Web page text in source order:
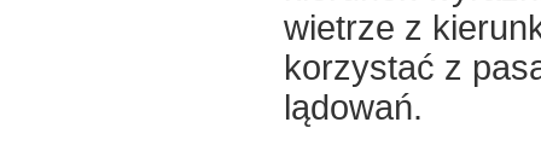
wietrze z
korzystać z
lądowań.